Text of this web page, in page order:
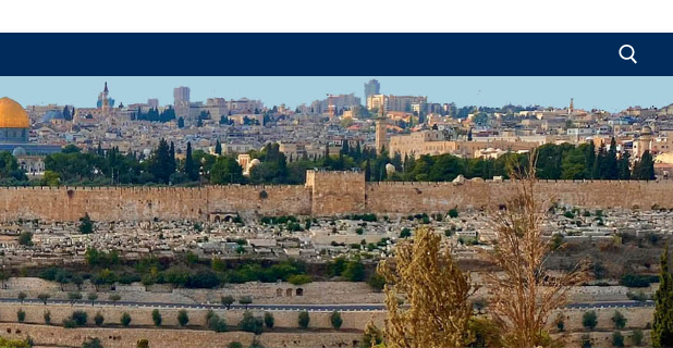
Hae: